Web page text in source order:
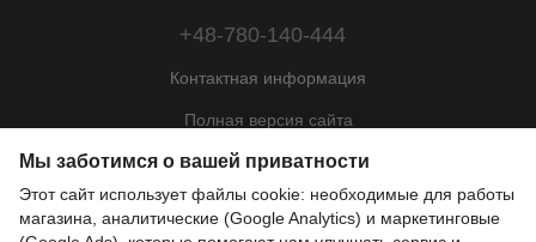
+48-780-140-444
Контактная информация
Полная версия сайта
Карта сайта
© 2022—2026
Motohill Poland
Мы заботимся о вашей приватности
Этот сайт использует файлы cookie: необходимые для работы
магазина, аналитические (Google Analytics) и маркетинговые